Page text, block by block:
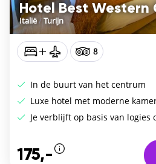
Hotel Best Western
Italië/Turijn
8
In de buurt van het centrum
Luxe hotel met moderne
Je verblijft op basis van logies
175,-